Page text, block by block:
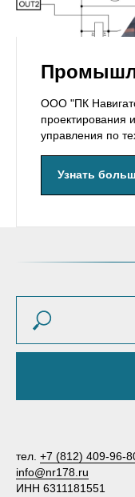
ООО "ПК
проектирования
управления по
Узнать
тел. +7 (812) 409-96-
info@nr178.ru
ИНН 6311181551